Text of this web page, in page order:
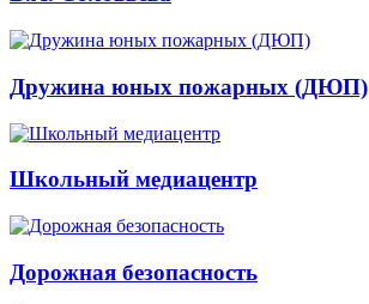
Дружина юных пожарных (ДЮП)
Школьный медиацентр
Дорожная безопасность